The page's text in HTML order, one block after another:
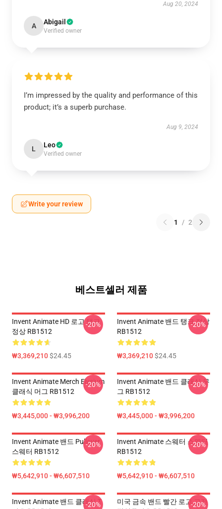
Aug 20, 2024
A Abigail
Verified owner
I’m impressed by the quality and performance of this
product; it’s a superb purchase.
Aug 9, 2024
L Leo
Verified owner
Write your review
1 / 2
베스트셀러 제품
Invent Animate HD 로고 탱크
정상 RB1512
₩3,369,210$24.45
-20%
Invent Animate 밴드 탱크 정상
RB1512
₩3,369,210$24.45
-20%
Invent Animate Merch Elysium
클래식 머그 RB1512
₩3,445,000 - ₩3,996,200
-20%
Invent Animate 밴드 클래식 무
그 RB1512
₩3,445,000 - ₩3,996,200
-20%
Invent Animate 밴드 Pullover
스웨터 RB1512
₩5,642,910 - ₩6,607,510
-20%
Invent Animate 스웨터 스웨터
RB1512
₩5,642,910 - ₩6,607,510
-20%
Invent Animate 밴드 클래식 T
-20%
미국 금속 밴드 빨간 로고 고전
-20%